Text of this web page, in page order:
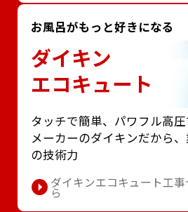
お風呂がもっと好きになる
ダイキン
エコキュート
タッチで簡単、パワフル⾼
メーカーのダイキンだから
の技術⼒
ダイキンエコキュート工
ら